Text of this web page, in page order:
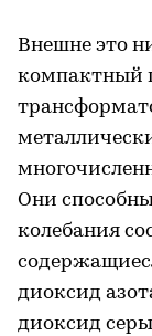
Внешне это
компактный
Они
колебания
диоксид
диоксид